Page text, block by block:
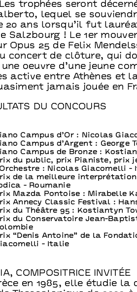
trophées seront
lequel se
20 ans lorsqu’il fut
Salzbourg ! Le 1er
Opus 25 de Felix
concert de clôture, qui
oeuvre d’une jeune
active entre Athènes et
jamais jouée en
DU CONCOURS
Campus d’Or : Nicolas
Campus d’Argent : George
Campus de Bronze :
du public, prix Pianiste, prix
: Nicolas Giacomelli -
de la meilleure interprétation
- Roumanie
Mazda Pontoise : Mirabelle
Annecy Classic Festival :
du Théâtre 95 : Kostiantyn
du Conservatoire Jean-
“Denis Antoine” de la
- Italie
COMPOSITRICE INVITÉE
en 1985, elle étudie